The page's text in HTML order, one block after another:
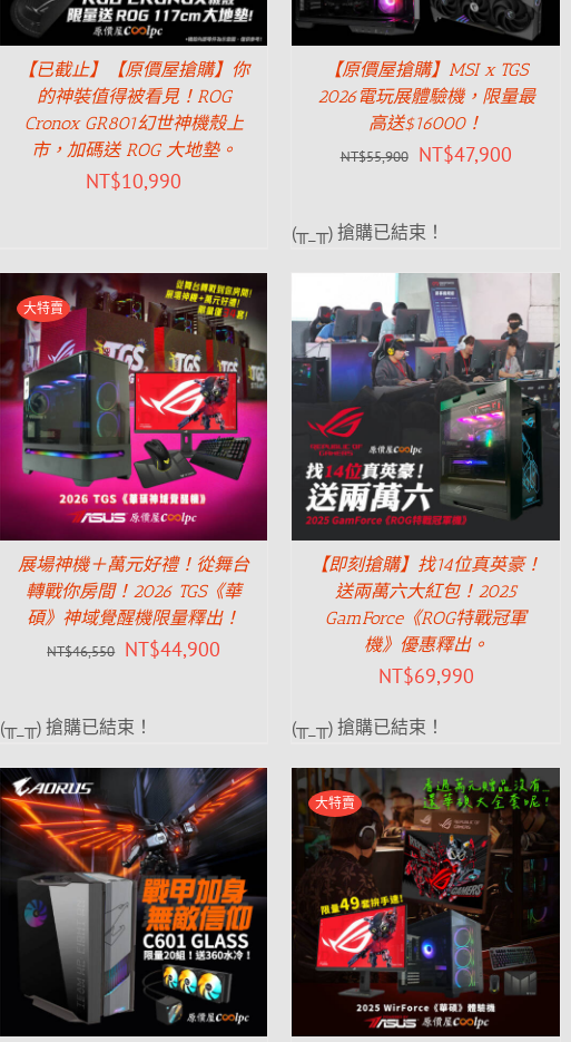
【已截止】【原價屋搶購】你
的神裝值得被看見！ROG
Cronox GR801幻世神機殼上
市，加碼送 ROG 大地墊。
NT$10,990
【原價屋搶購】MSI x TGS
2026電玩展體驗機，限量最
高送$16000！
NT$55,900 NT$47,900
(╥_╥) 搶購已結束！
大特賣
展場神機＋萬元好禮！從舞台
轉戰你房間！2026 TGS《華
碩》神域覺醒機限量釋出！
NT$46,550 NT$44,900
(╥_╥) 搶購已結束！
【即刻搶購】找14位真英豪！
送兩萬六大紅包！2025
GamForce《ROG特戰冠軍
機》優惠釋出。
NT$69,990
(╥_╥) 搶購已結束！
大特賣